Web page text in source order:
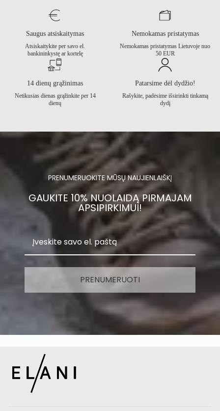
Saugus atsiskaitymas
Atsiskaitykite per savo el.
bankininkystę ar kortelę
Nemokamas pristatymas
Nemokamas pristatymas Lietuvoje nuo
50 EUR
14 dienų grąžinimas
Netikusias dienas grąžinkite per 14
dienų
Patarsime dėl dydžio!
Rašykite, padėsime išsirinkti tinkamą
dydį
PRENUMERUOKITE MŪSŲ NAUJIENLAIŠKĮ
GAUKITE 10% NUOLAIDĄ PIRMAJAM
APSIPIRKIMUI!
PRENUMERUOTI